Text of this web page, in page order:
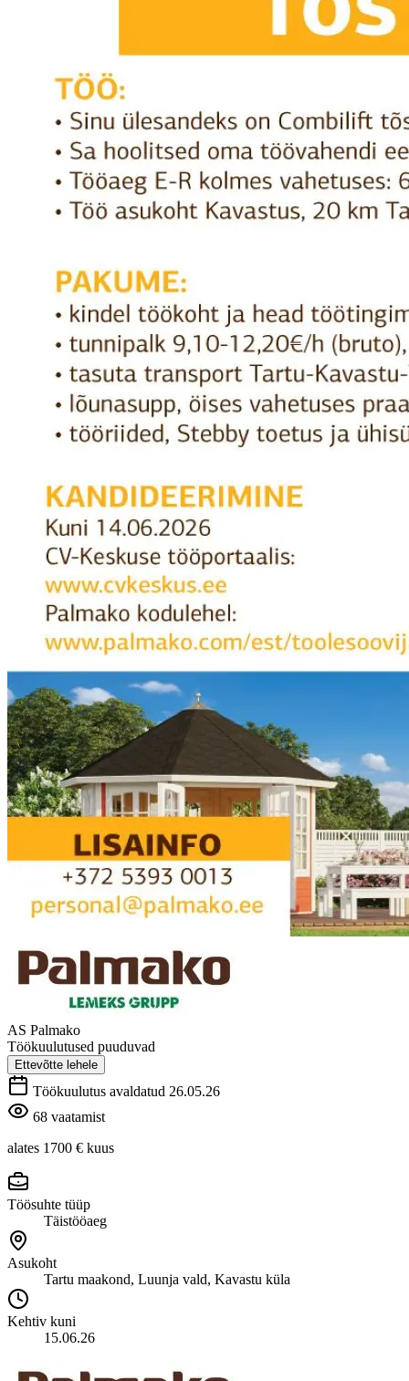
AS Palmako
Töökuulutused puuduvad
Ettevõtte lehele
Töökuulutus avaldatud 26.05.26
68 vaatamist
alates 1700 € kuus
Töösuhte tüüp
Täistööaeg
Asukoht
Tartu maakond, Luunja vald, Kavastu küla
Kehtiv kuni
15.06.26